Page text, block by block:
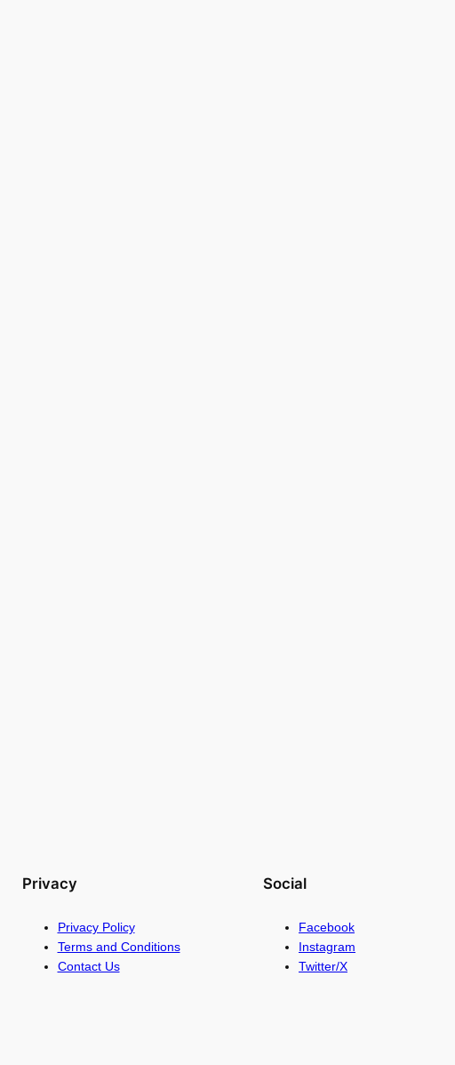
Privacy
Privacy Policy
Terms and Conditions
Contact Us
Social
Facebook
Instagram
Twitter/X